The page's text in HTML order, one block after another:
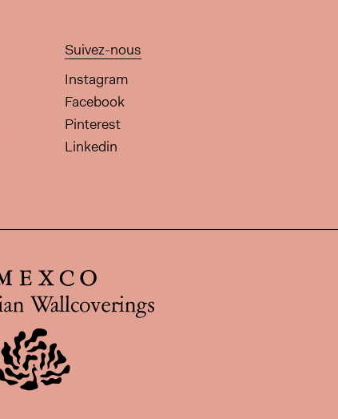
Suivez-nous
Instagram
Facebook
Pinterest
Linkedin